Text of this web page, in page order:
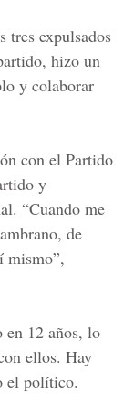
tres expulsados
hizo un
y colaborar
con el Partido
y
“Cuando me
de
mismo”,
en 12 años, lo
ellos. Hay
el político.